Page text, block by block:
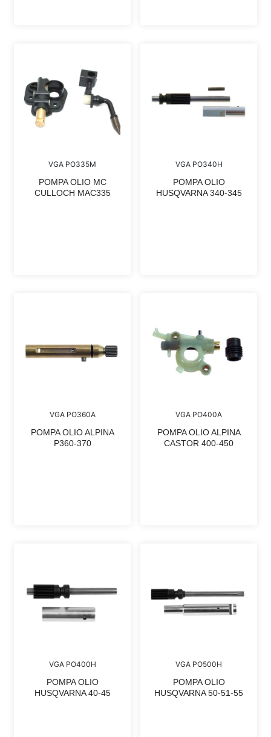
VGA PO335M
POMPA OLIO MC
CULLOCH MAC335
VGA PO340H
POMPA OLIO
HUSQVARNA 340-345
VGA PO360A
POMPA OLIO ALPINA
P360-370
VGA PO400A
POMPA OLIO ALPINA
CASTOR 400-450
VGA PO400H
POMPA OLIO
HUSQVARNA 40-45
VGA PO500H
POMPA OLIO
HUSQVARNA 50-51-55